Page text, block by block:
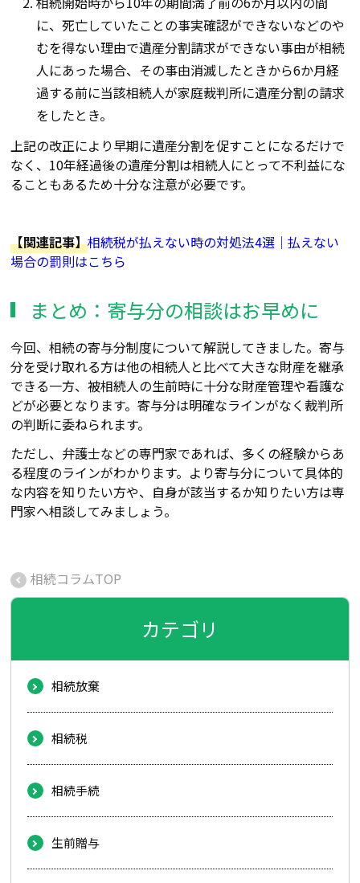
に、死亡していたことの事実確認ができないなどのや
むを得ない理由で遺産分割請求ができない事由が相続
人にあった場合、その事由消滅したときから6か月経
過する前に当該相続人が家庭裁判所に遺産分割の請求
をしたとき。
上記の改正により早期に遺産分割を促すことになるだけで
なく、10年経過後の遺産分割は相続人にとって不利益にな
ることもあるため十分な注意が必要です。
【関連記事】相続税が払えない時の対処法4選｜払えない
場合の罰則はこちら
まとめ：寄与分の相談はお早めに
今回、相続の寄与分制度について解説してきました。寄与
分を受け取れる方は他の相続人と比べて大きな財産を継承
できる一方、被相続人の生前時に十分な財産管理や看護な
どが必要となります。寄与分は明確なラインがなく裁判所
の判断に委ねられます。
ただし、 弁護士などの専門家であれば、多くの経験からあ
る程度のラインがわかります。 より寄与分について具体的
な内容を知りたい方や、自身が該当するか知りたい方は専
門家へ相談してみましょう。
相続コラムTOP
カテゴリ
相続放棄
相続税
相続手続
生前贈与